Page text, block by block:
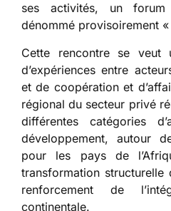
ses activités, un forum
dénommé provisoirement
Cette rencontre se veut
d’expériences entre
et de coopération et
régional du secteur privé
différentes catégories
développement, autour
pour les pays de
transformation
renforcement de
continentale.